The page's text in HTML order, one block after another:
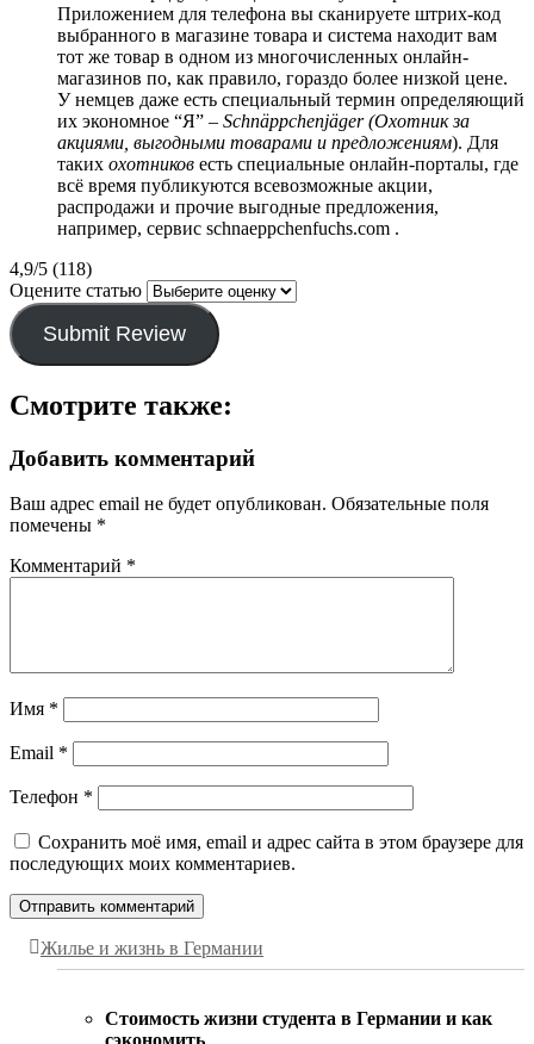
Приложением для телефона вы сканируете штрих-код
выбранного в магазине товара и система находит вам
тот же товар в одном из многочисленных онлайн-
магазинов по, как правило, гораздо более низкой цене.
У немцев даже есть специальный термин определяющий
их экономное “Я” – Schnäppchenjäger (Охотник за
акциями, выгодными товарами и предложениям). Для
таких охотников есть специальные онлайн-порталы, где
всё время публикуются всевозможные акции,
распродажи и прочие выгодные предложения,
например, сервис schnaeppchenfuchs.com .
4,9/5 (118)
Оцените статью
Submit Review
Смотрите также:
Добавить комментарий
Ваш адрес email не будет опубликован. Обязательные поля
помечены *
Комментарий *
Имя *
Email *
Телефон *
Сохранить моё имя, email и адрес сайта в этом браузере для
последующих моих комментариев.
Жилье и жизнь в Германии
Стоимость жизни студента в Германии и как